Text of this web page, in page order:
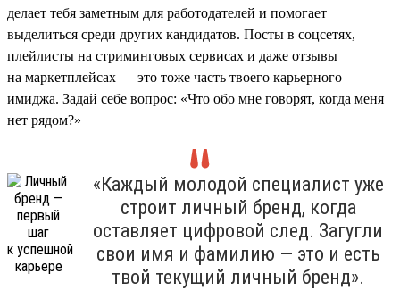
делает тебя заметным для работодателей и помогает
выделиться среди других кандидатов. Посты в соцсетях,
плейлисты на стриминговых сервисах и даже отзывы
на маркетплейсах — это тоже часть твоего карьерного
имиджа. Задай себе вопрос: «Что обо мне говорят, когда меня
нет рядом?»
«Каждый молодой специалист уже
строит личный бренд, когда
оставляет цифровой след. Загугли
свои имя и фамилию — это и есть
твой текущий личный бренд».